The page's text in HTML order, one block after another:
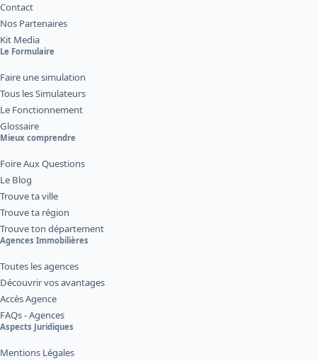
Contact
Nos Partenaires
Kit Media
Le Formulaire
Faire une simulation
Tous les Simulateurs
Le Fonctionnement
Glossaire
Mieux comprendre
Foire Aux Questions
Le Blog
Trouve ta ville
Trouve ta région
Trouve ton département
Agences Immobilières
Toutes les agences
Découvrir vos avantages
Accès Agence
FAQs - Agences
Aspects Juridiques
Mentions Légales